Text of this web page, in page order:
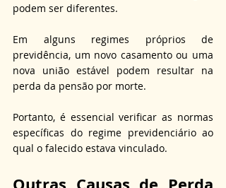
podem ser diferentes.
Em alguns regimes próprios de
previdência, um novo casamento ou uma
nova união estável podem resultar na
perda da pensão por morte.
Portanto, é essencial verificar as normas
específicas do regime previdenciário ao
qual o falecido estava vinculado.